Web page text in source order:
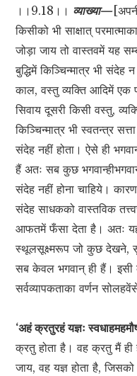
।।9.18।। व्याख्या—
किसीको भी साक्षात्
जोड़ा जाय तो वास्तवमें यह
बुद्धिमें किञ्चिन्मात्र भी संदेह
काल, वस्तु व्यक्ति आदिमें एक
सिवाय दूसरी किसी वस्तु,
किञ्चिन्मात्र भी स्वतन्त्र
संदेह नहीं होता। ऐसे ही
हैं अतः सब कुछ
संदेह नहीं होना चाहिये।
संदेह साधकको वास्तविक
आफतमें फँसा देता है। अतः
स्थूलसूक्ष्मरूप जो कुछ देखने,
सब केवल भगवान् ही हैं। इसी
सर्वव्यापकताका वर्णन
‘अहं क्रतुरहं यज्ञः
क्रतु होता है। वह क्रतु मैं ही
जाय, वह यज्ञ होता है,